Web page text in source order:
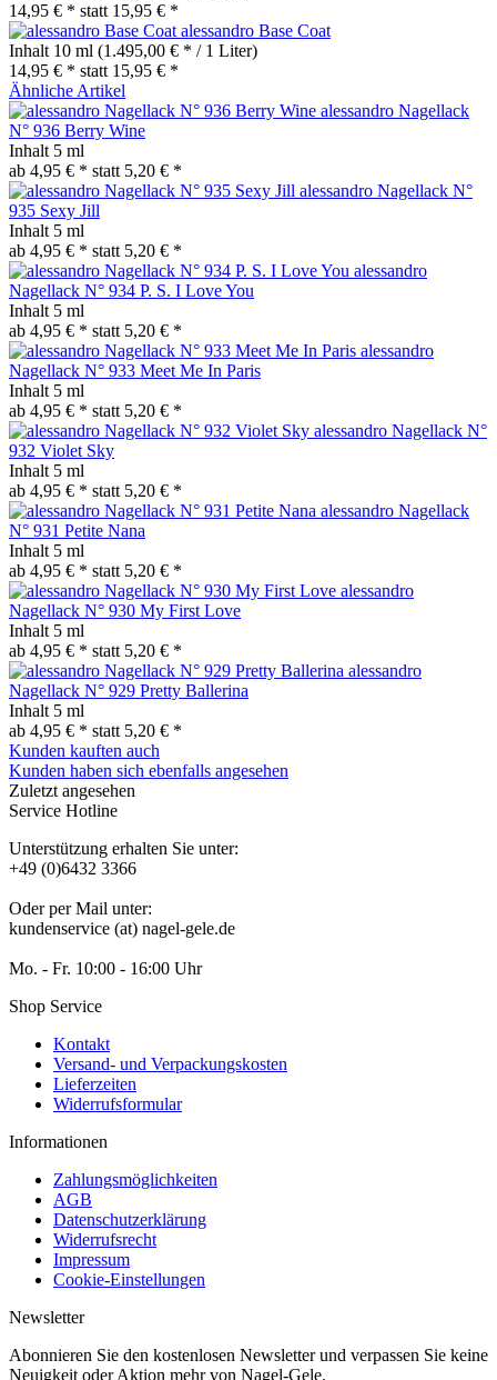
14,95 € * statt 15,95 € *
alessandro Base Coat
Inhalt 10 ml (1.495,00 € * / 1 Liter)
14,95 € * statt 15,95 € *
Ähnliche Artikel
alessandro Nagellack
N° 936 Berry Wine
Inhalt 5 ml
ab 4,95 € * statt 5,20 € *
alessandro Nagellack N°
935 Sexy Jill
Inhalt 5 ml
ab 4,95 € * statt 5,20 € *
alessandro
Nagellack N° 934 P. S. I Love You
Inhalt 5 ml
ab 4,95 € * statt 5,20 € *
alessandro
Nagellack N° 933 Meet Me In Paris
Inhalt 5 ml
ab 4,95 € * statt 5,20 € *
alessandro Nagellack N°
932 Violet Sky
Inhalt 5 ml
ab 4,95 € * statt 5,20 € *
alessandro Nagellack
N° 931 Petite Nana
Inhalt 5 ml
ab 4,95 € * statt 5,20 € *
alessandro
Nagellack N° 930 My First Love
Inhalt 5 ml
ab 4,95 € * statt 5,20 € *
alessandro
Nagellack N° 929 Pretty Ballerina
Inhalt 5 ml
ab 4,95 € * statt 5,20 € *
Kunden kauften auch
Kunden haben sich ebenfalls angesehen
Zuletzt angesehen
Service Hotline
Unterstützung erhalten Sie unter:
+49 (0)6432 3366
Oder per Mail unter:
kundenservice (at) nagel-gele.de
Mo. - Fr. 10:00 - 16:00 Uhr
Shop Service
Kontakt
Versand- und Verpackungskosten
Lieferzeiten
Widerrufsformular
Informationen
Zahlungsmöglichkeiten
AGB
Datenschutzerklärung
Widerrufsrecht
Impressum
Cookie-Einstellungen
Newsletter
Abonnieren Sie den kostenlosen Newsletter und verpassen Sie keine
Neuigkeit oder Aktion mehr von Nagel-Gele.